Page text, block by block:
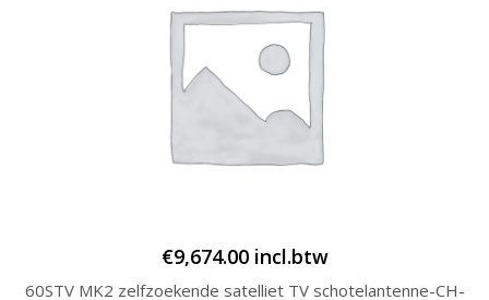
€9,674.00 incl.btw
60STV MK2 zelfzoekende satelliet TV schotelantenne-CH-